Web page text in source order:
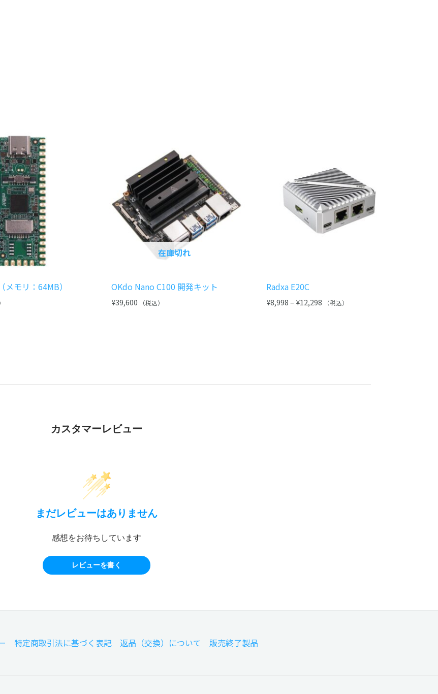
モリ：64MB）
在庫切れ
OKdo Nano C100 開発キット
¥39,600 （税込）
Radxa E20C
¥8,998– ¥12,298
–
¥12,298
（税込）
カスタマーレビュー
まだレビューはありません
感想をお待ちしています
レビューを書く
特定商取引法に基づく表記 返品（交換）について 販売終了製品